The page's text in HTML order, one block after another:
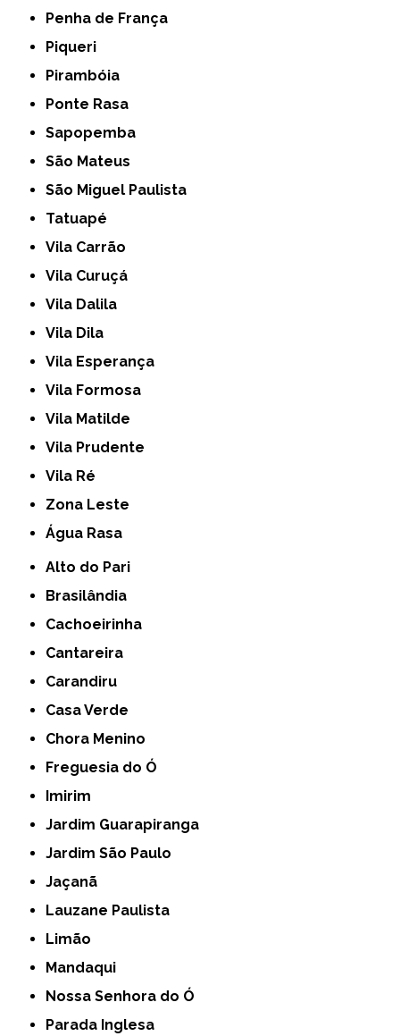
Penha de França
Piqueri
Pirambóia
Ponte Rasa
Sapopemba
São Mateus
São Miguel Paulista
Tatuapé
Vila Carrão
Vila Curuçá
Vila Dalila
Vila Dila
Vila Esperança
Vila Formosa
Vila Matilde
Vila Prudente
Vila Ré
Zona Leste
Água Rasa
Alto do Pari
Brasilândia
Cachoeirinha
Cantareira
Carandiru
Casa Verde
Chora Menino
Freguesia do Ó
Imirim
Jardim Guarapiranga
Jardim São Paulo
Jaçanã
Lauzane Paulista
Limão
Mandaqui
Nossa Senhora do Ó
Parada Inglesa